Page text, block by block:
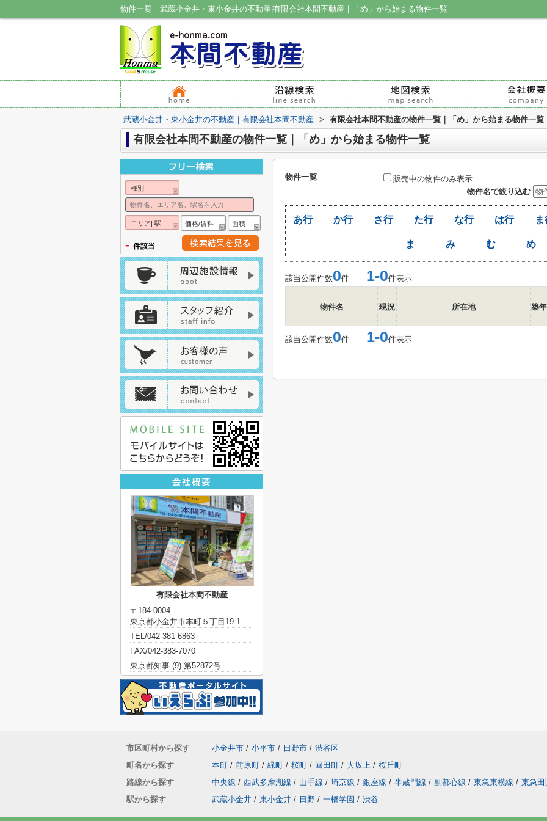
物件一覧｜武蔵小金井・東小金井の不動産|有限会社本間不動産｜「め」から始まる物件一覧
武蔵小金井・東小金井の不動産｜有限会社本間不動産 > 有限会社本間不動産の物件一覧｜「め」から始まる物件一覧
有限会社本間不動産の物件一覧｜「め」から始まる物件一覧
物件一覧
販売中の物件のみ表示
物件名で絞り込む
あ行 か行 さ行 た行 な行 は行
ま み む め
該当公開件数0件 1-0件表示
物件名 現況 所在地 築
該当公開件数0件 1-0件表示
種別
エリア| 駅 価格/賃料 面積
- 件該当
有限会社本間不動産
〒184-0004
東京都小金井市本町５丁目19-1
TEL/042-381-6863
FAX/042-383-7070
東京都知事 (9) 第52872号
市区町村から探す 小金井市 / 小平市 / 日野市 / 渋谷区
町名から探す
本町 / 前原町 / 緑町 / 桜町 / 回田町 / 大坂上 / 桜丘町
路線から探す
中央線 / 西武多摩湖線 / 山手線 / 埼京線 / 銀座線 / 半蔵門線 / 副都心線 / 東急東横線 / 東急田
駅から探す
武蔵小金井 / 東小金井 / 日野 / 一橋学園 / 渋谷